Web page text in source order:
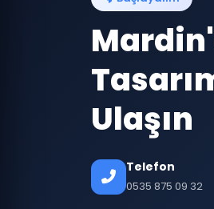
Ulaşın
Telefon
0535 875 09 32